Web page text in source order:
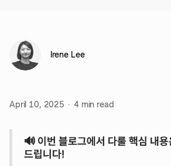
Irene Lee
April 10, 2025 · 4 min read
🔊 이번 블로그에서 다룰 핵심 내용
드립니다!